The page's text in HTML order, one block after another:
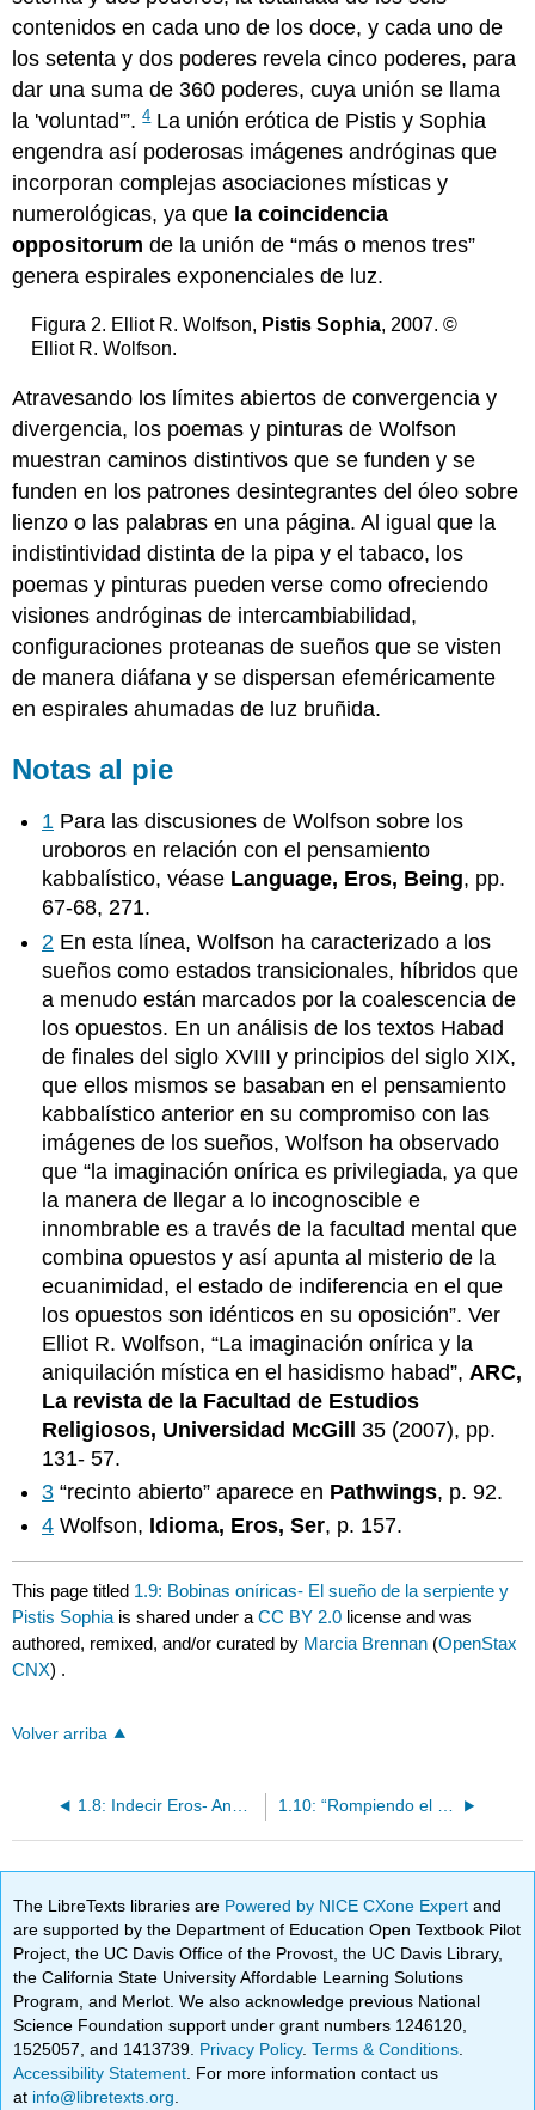
contenidos en cada uno de los doce, y cada uno de
los setenta y dos poderes revela cinco poderes, para
dar una suma de 360 poderes, cuya unión se llama
la 'voluntad'”.4La unión erótica de Pistis y Sophia
engendra así poderosas imágenes andróginas que
incorporan complejas asociaciones místicas y
numerológicas, ya que la coincidencia
oppositorum de la unión de “más o menos tres”
genera espirales exponenciales de luz.
Figura 2. Elliot R. Wolfson, Pistis Sophia, 2007. ©
Elliot R. Wolfson.
Atravesando los límites abiertos de convergencia y
divergencia, los poemas y pinturas de Wolfson
muestran caminos distintivos que se funden y se
funden en los patrones desintegrantes del óleo sobre
lienzo o las palabras en una página. Al igual que la
indistintividad distinta de la pipa y el tabaco, los
poemas y pinturas pueden verse como ofreciendo
visiones andróginas de intercambiabilidad,
configuraciones proteanas de sueños que se visten
de manera diáfana y se dispersan efeméricamente
en espirales ahumadas de luz bruñida.
Notas al pie
1 Para las discusiones de Wolfson sobre los
uroboros en relación con el pensamiento
kabbalístico, véase Language, Eros, Being, pp.
67-68, 271.
2 En esta línea, Wolfson ha caracterizado a los
sueños como estados transicionales, híbridos que
a menudo están marcados por la coalescencia de
los opuestos. En un análisis de los textos Habad
de finales del siglo XVIII y principios del siglo XIX,
que ellos mismos se basaban en el pensamiento
kabbalístico anterior en su compromiso con las
imágenes de los sueños, Wolfson ha observado
que “la imaginación onírica es privilegiada, ya que
la manera de llegar a lo incognoscible e
innombrable es a través de la facultad mental que
combina opuestos y así apunta al misterio de la
ecuanimidad, el estado de indiferencia en el que
los opuestos son idénticos en su oposición”. Ver
Elliot R. Wolfson, “La imaginación onírica y la
aniquilación mística en el hasidismo habad”, ARC,
La revista de la Facultad de Estudios
Religiosos, Universidad McGill 35 (2007), pp.
131- 57.
3 “recinto abierto” aparece en Pathwings, p. 92.
4 Wolfson, Idioma, Eros, Ser, p. 157.
This page titled 1.9: Bobinas oníricas- El sueño de la serpiente y
Pistis Sophia is shared under aCC BY 2.0 license and was
authored, remixed, and/or curated by Marcia Brennan (OpenStax
CNX) .
Volver arriba
The LibreTexts libraries are Powered by NICE CXone Expertand
are supported by the Department of Education Open Textbook Pilot
Project, the UC Davis Office of the Provost, the UC Davis Library,
the California State University Affordable Learning Solutions
Program, and Merlot. We also acknowledge previous National
Science Foundation support under grant numbers 1246120,
1525057, and 1413739. Privacy Policy.Terms & Conditions
Accessibility Statement . For more information contact us
at info@libretexts.org